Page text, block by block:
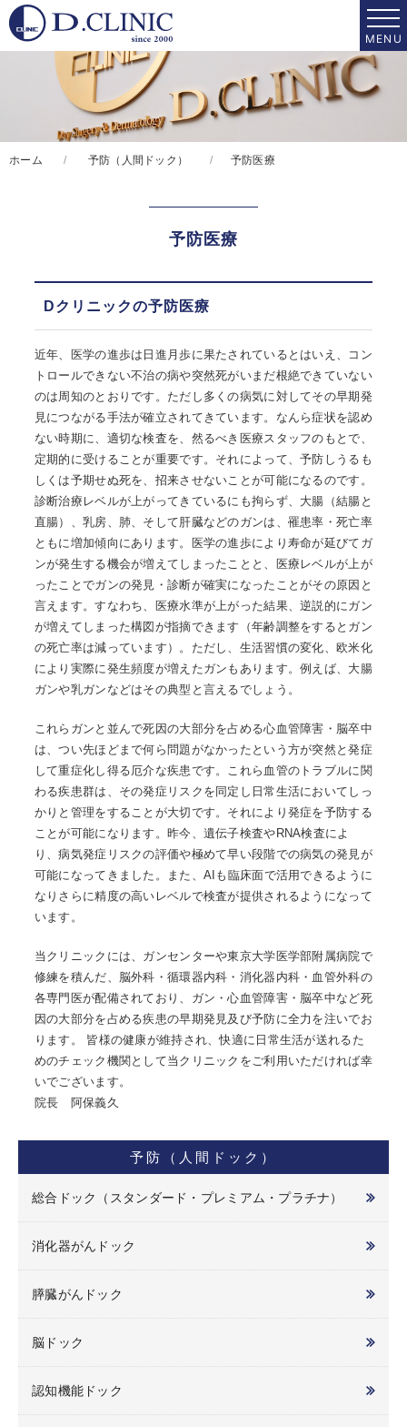
ホーム 予防（人間ドック） 予防医療
予防医療
Dクリニックの予防医療
近年、医学の進歩は日進月歩に果たされているとはいえ、コン
トロールできない不治の病や突然死がいまだ根絶できていない
のは周知のとおりです。ただし多くの病気に対してその早期発
見につながる手法が確立されてきています。なんら症状を認め
ない時期に、適切な検査を、然るべき医療スタッフのもとで、
定期的に受けることが重要です。それによって、予防しうるも
しくは予期せぬ死を、招来させないことが可能になるのです。
診断治療レベルが上がってきているにも拘らず、大腸（結腸と
直腸）、乳房、肺、そして肝臓などのガンは、罹患率・死亡率
ともに増加傾向にあります。医学の進歩により寿命が延びてガ
ンが発生する機会が増えてしまったことと、医療レベルが上が
ったことでガンの発見・診断が確実になったことがその原因と
言えます。すなわち、医療水準が上がった結果、逆説的にガン
が増えてしまった構図が指摘できます（年齢調整をするとガン
の死亡率は減っています）。ただし、生活習慣の変化、欧米化
により実際に発生頻度が増えたガンもあります。例えば、大腸
ガンや乳ガンなどはその典型と言えるでしょう。
これらガンと並んで死因の大部分を占める心血管障害・脳卒中
は、つい先ほどまで何ら問題がなかったという方が突然と発症
して重症化し得る厄介な疾患です。これら血管のトラブルに関
わる疾患群は、その発症リスクを同定し日常生活においてしっ
かりと管理をすることが大切です。それにより発症を予防する
ことが可能になります。昨今、遺伝子検査やRNA検査によ
り、病気発症リスクの評価や極めて早い段階での病気の発見が
可能になってきました。また、AIも臨床面で活用できるように
なりさらに精度の高いレベルで検査が提供されるようになって
います。
当クリニックには、ガンセンターや東京大学医学部附属病院で
修練を積んだ、脳外科・循環器内科・消化器内科・血管外科の
各専門医が配備されており、ガン・心血管障害・脳卒中など死
因の大部分を占める疾患の早期発見及び予防に全力を注いでお
ります。 皆様の健康が維持され、快適に日常生活が送れるた
めのチェック機関として当クリニックをご利用いただければ幸
いでございます。
院長 阿保義久
予防（人間ドック）
総合ドック（スタンダード・プレミアム・プラチナ）
消化器がんドック
膵臓がんドック
脳ドック
認知機能ドック